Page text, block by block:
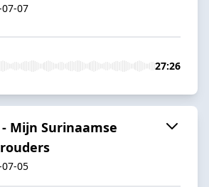
07
27:26
Mijn Surinaamse
05